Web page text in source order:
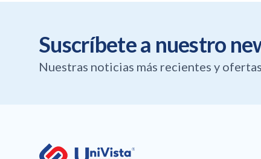
Suscríbete a nuestro
Nuestras noticias más recientes y